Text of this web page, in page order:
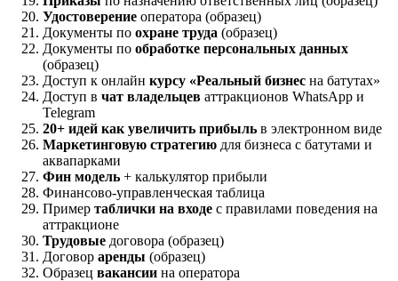
Удостоверение оператора (образец)
Документы по охране труда (образец)
Документы по обработке персональных данных
(образец)
Доступ к онлайн курсу «Реальный бизнес на батутах»
Доступ в чат владельцев аттракционов WhatsApp и
Telegram
20+ идей как увеличить прибыль в электронном виде
Маркетинговую стратегию для бизнеса с батутами и
аквапарками
Фин модель + калькулятор прибыли
Финансово-управленческая таблица
Пример таблички на входе с правилами поведения на
аттракционе
Трудовые договора (образец)
Договор аренды (образец)
Образец вакансии на оператора